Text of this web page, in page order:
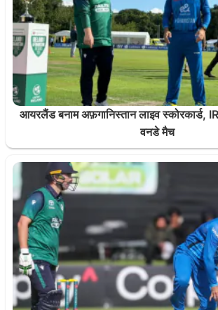
आयरलैंड बनाम अफ़गानिस्तान लाइव स्कोरकार्ड,
वनडे मैच